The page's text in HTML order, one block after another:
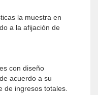
la muestra en
a la afijación de
con diseño
acuerdo a su
de ingresos totales.